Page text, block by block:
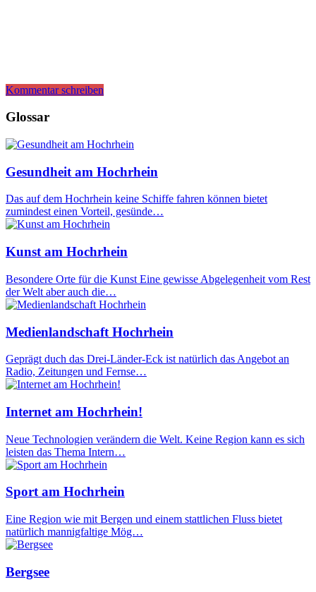
Kommentar schreiben
Glossar
Gesundheit am Hochrhein
Das auf dem Hochrhein keine Schiffe fahren können bietet
zumindest einen Vorteil, gesünde…
Kunst am Hochrhein
Besondere Orte für die Kunst Eine gewisse Abgelegenheit vom Rest
der Welt aber auch die…
Medienlandschaft Hochrhein
Geprägt duch das Drei-Länder-Eck ist natürlich das Angebot an
Radio, Zeitungen und Fernse…
Internet am Hochrhein!
Neue Technologien verändern die Welt. Keine Region kann es sich
leisten das Thema Intern…
Sport am Hochrhein
Eine Region wie mit Bergen und einem stattlichen Fluss bietet
natürlich mannigfaltige Mög…
Bergsee